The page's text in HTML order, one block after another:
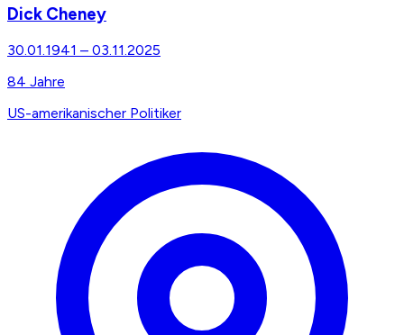
Dick Cheney
30.01.1941 – 03.11.2025
84 Jahre
US-amerikanischer Politiker